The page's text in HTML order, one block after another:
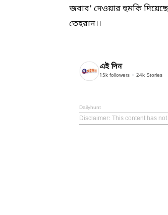
জবাব' দেওয়ার হুমকি
তেহরান।।
এই দিন
15k followers 24k Stories
Dailyhunt
Disclaimer: This content has